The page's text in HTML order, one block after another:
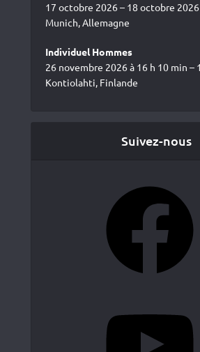
17 octobre 2026 – 18 octobre 2026
Munich, Allemagne
Individuel Hommes
26 novembre 2026 à 16 h 10 min –
Kontiolahti, Finlande
Suivez-nous